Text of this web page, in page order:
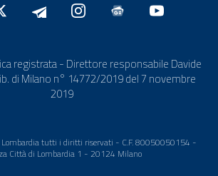
registrata - Direttore responsabile Davide
di Milano n° 14772/2019 del 7 novembre
2019
Lombardia tutti i diritti riservati - C.F. 80050050154 -
Città di Lombardia 1 - 20124 Milano